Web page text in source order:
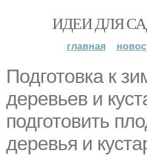
ИДЕИ ДЛЯ
главная
Подготовка к
деревьев и
подготовить
деревья и